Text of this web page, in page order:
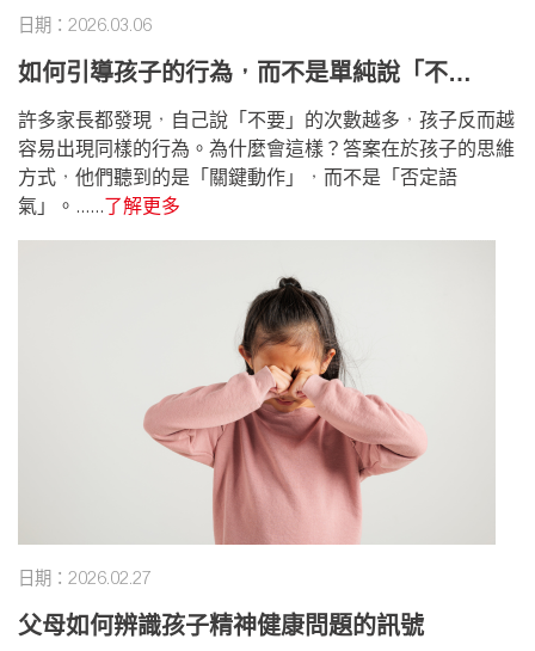
日期：2026.03.06
如何引導孩子的行為，而不是單純說「不
許多家長都發現，自己說「不要」的次數越多，孩子反而越
容易出現同樣的行為。為什麼會這樣？答案在於孩子的思維
方式，他們聽到的是「關鍵動作」，而不是「否定語
氣」。......了解更多
日期：2026.02.27
父母如何辨識孩子精神健康問題的訊號